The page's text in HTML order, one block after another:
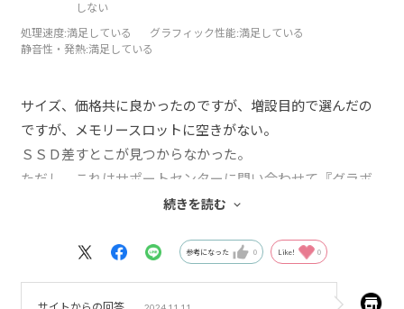
しない
処理速度:満足している グラフィック性能:満足している
静音性・発熱:満足している
サイズ、価格共に良かったのですが、増設目的で選んだの
ですが、メモリースロットに空きがない。
ＳＳＤ差すとこが見つからなかった。
ただし、これはサポートセンターに問い合わせて『グラボ
の下に隠れてるから自分でやるには注意して外してね』で
マザーボードを買う前にチェックしなきゃダメだね。
た。
続きを読む
参考になった 0 Like! 0